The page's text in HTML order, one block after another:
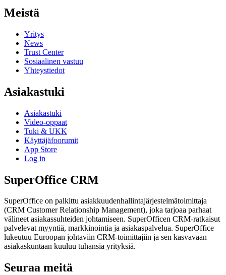
Meistä
Yritys
News
Trust Center
Sosiaalinen vastuu
Yhteystiedot
Asiakastuki
Asiakastuki
Video-oppaat
Tuki & UKK
Käyttäjäfoorumit
App Store
Log in
SuperOffice CRM
SuperOffice on palkittu asiakkuudenhallintajärjestelmätoimittaja
(CRM Customer Relationship Management), joka tarjoaa parhaat
välineet asiakassuhteiden johtamiseen. SuperOfficen CRM-ratkaisut
palvelevat myyntiä, markkinointia ja asiakaspalvelua. SuperOffice
lukeutuu Euroopan johtaviin CRM-toimittajiin ja sen kasvavaan
asiakaskuntaan kuuluu tuhansia yrityksiä.
Seuraa meitä